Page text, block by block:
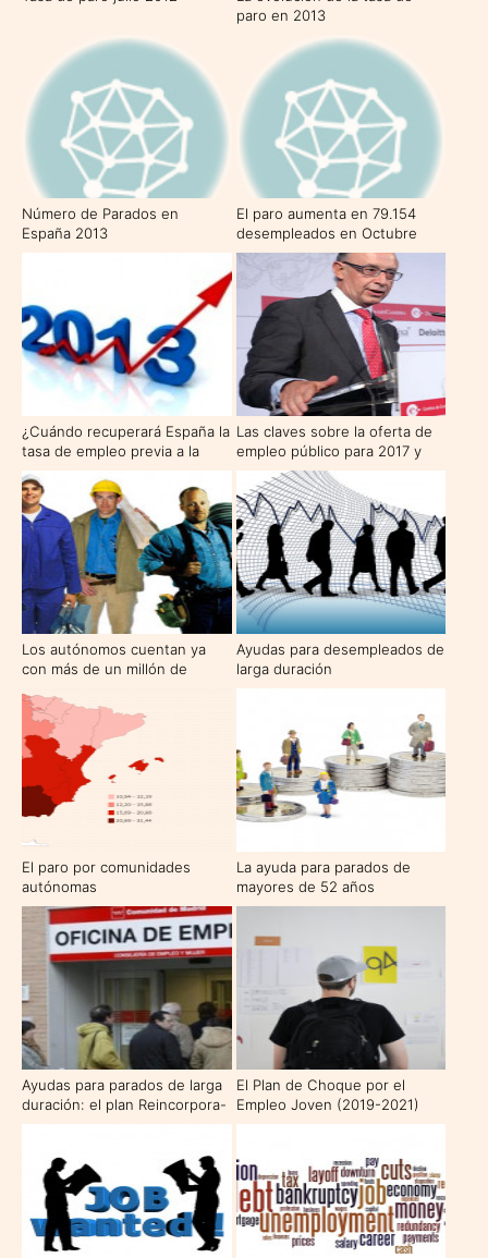
paro en 2013
Número de Parados en
España 2013
El paro aumenta en 79.154
desempleados en Octubre
¿Cuándo recuperará España la
tasa de empleo previa a la
crisis?
Las claves sobre la oferta de
empleo público para 2017 y
2018, la mayor desde 2008,
con 28.200 plazas
Los autónomos cuentan ya
con más de un millón de
Ayudas para desempleados de
larga duración
El paro por comunidades
autónomas
La ayuda para parados de
mayores de 52 años
Ayudas para parados de larga
duración: el plan Reincorpora-
T
El Plan de Choque por el
Empleo Joven (2019-2021)